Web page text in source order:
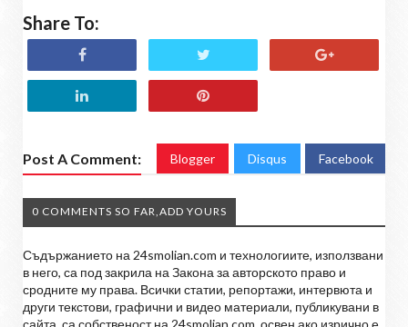
Share To:
Post A Comment: Blogger Disqus Facebook
0 COMMENTS SO FAR,ADD YOURS
Съдържанието на 24smolian.com и технологиите, използвани
в него, са под закрила на Закона за авторското право и
сродните му права. Всички статии, репортажи, интервюта и
други текстови, графични и видео материали, публикувани в
сайта, са собственост на 24smolian.com, освен ако изрично е